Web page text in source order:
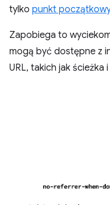
tylko punkt początkowy
Zapobiega to
mogą być dostępne z
URL, takich jak ścieżka